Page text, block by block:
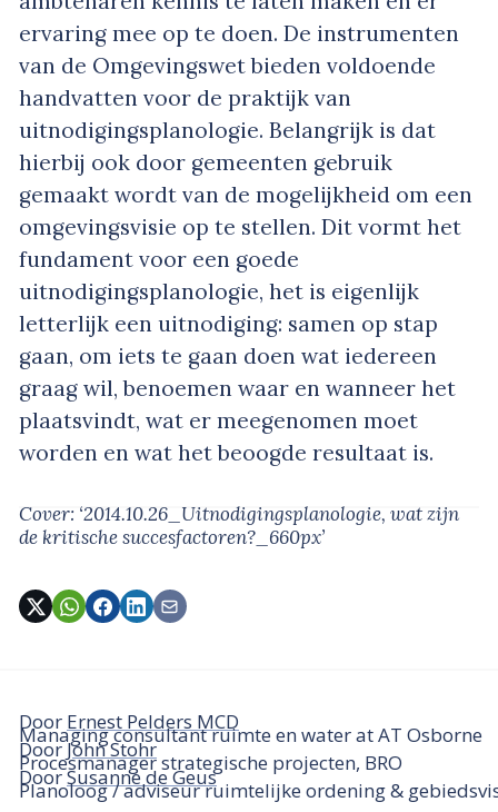
ervaring mee op te doen. De instrumenten
van de Omgevingswet bieden voldoende
handvatten voor de praktijk van
uitnodigingsplanologie. Belangrijk is dat
hierbij ook door gemeenten gebruik
gemaakt wordt van de mogelijkheid om een
omgevingsvisie op te stellen. Dit vormt het
fundament voor een goede
uitnodigingsplanologie, het is eigenlijk
letterlijk een uitnodiging: samen op stap
gaan, om iets te gaan doen wat iedereen
graag wil, benoemen waar en wanneer het
plaatsvindt, wat er meegenomen moet
worden en wat het beoogde resultaat is.
Cover: ‘2014.10.26_Uitnodigingsplanologie, wat zijn
de kritische succesfactoren?_660px’
Door Ernest Pelders MCD
Managing consultant ruimte en water at AT Osborne
DoorJohn Stohr
Procesmanager strategische projecten, BRO
DoorSusanne de Geus
Planoloog / adviseur ruimtelijke ordening &